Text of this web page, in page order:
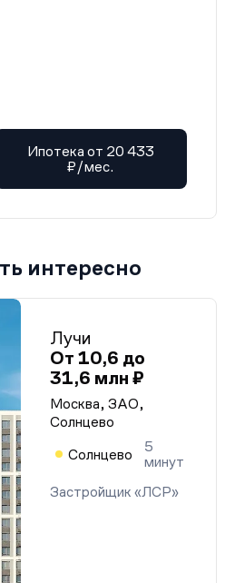
Ипотека от 20 433
₽/мес.
интересно
Лучи
От 10,6 до
31,6 млн ₽
Москва, ЗАО,
Солнцево
Солнцево
5
минут
Застройщик «ЛСР»